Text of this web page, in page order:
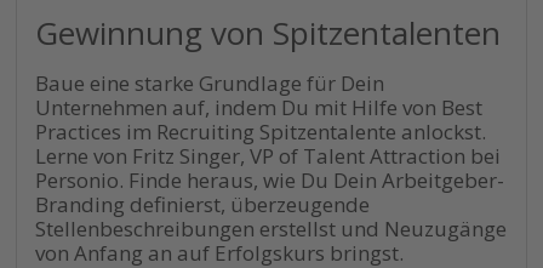
Gewinnung von Spitzentalenten
Baue eine starke Grundlage für Dein
Unternehmen auf, indem Du mit Hilfe von Best
Practices im Recruiting Spitzentalente anlockst.
Lerne von Fritz Singer, VP of Talent Attraction bei
Personio. Finde heraus, wie Du Dein Arbeitgeber-
Branding definierst, überzeugende
Stellenbeschreibungen erstellst und Neuzugänge
von Anfang an auf Erfolgskurs bringst.